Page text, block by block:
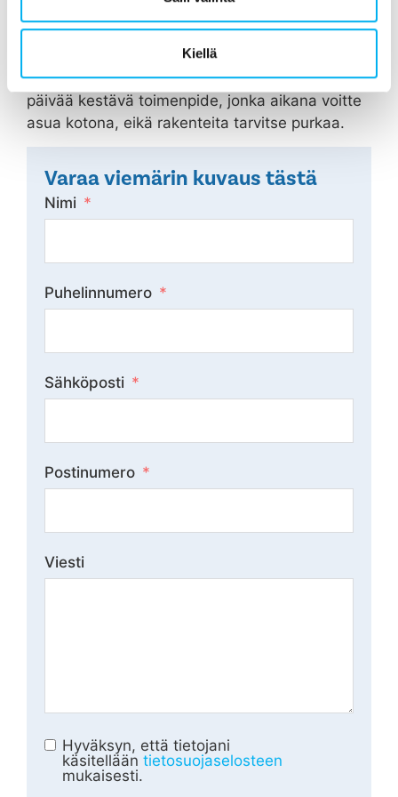
Kiellä
päivää kestävä putkiremontti voidaan välttää
viemärin sukittamisella jopa 50 vuodeksi
eteenpäin. Viemärin sukitus on edullinen ja 3
päivää kestävä toimenpide, jonka aikana voitte
asua kotona, eikä rakenteita tarvitse purkaa.
Varaa viemärin kuvaus tästä
Nimi
Puhelinnumero
Sähköposti
Postinumero
Viesti
Hyväksyn, että tietojani
käsitellään tietosuojaselosteen
mukaisesti.